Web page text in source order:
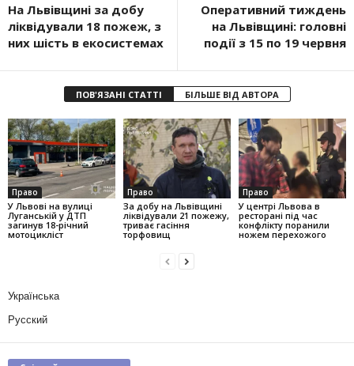
На Львівщині за добу
ліквідували 18 пожеж, з
них шість в екосистемах
Оперативний тиждень
на Львівщині: головні
події з 15 по 19 червня
ПОВ'ЯЗАНІ СТАТТІ БІЛЬШЕ ВІД АВТОРА
Право
У Львові на вулиці
Луганській у ДТП
загинув 18-річний
мотоцикліст
Право
За добу на Львівщині
ліквідували 21 пожежу,
триває гасіння
торфовищ
Право
У центрі Львова в
ресторані під час
конфлікту поранили
ножем перехожого
Українська
Русский